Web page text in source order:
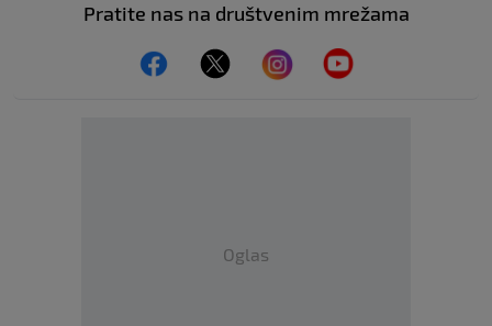
Pratite nas na društvenim mrežama
Oglas